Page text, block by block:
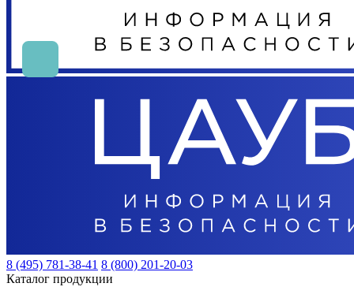
8 (495) 781-38-41 8 (800) 201-20-03
Каталог продукции